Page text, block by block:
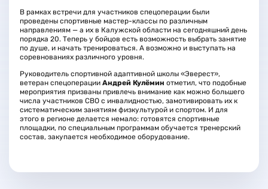
В рамках встречи для участников спецоперации были
проведены спортивные мастер-классы по различным
направлениям — а их в Калужской области на сегодняшний день
порядка 20. Теперь у бойцов есть возможность выбрать занятие
по душе, и начать тренироваться. А возможно и выступать на
соревнованиях различного уровня.
Руководитель спортивной адаптивной школы «Эверест»,
ветеран спецоперации Андрей Кулёмин отметил, что подобные
мероприятия призваны привлечь внимание как можно большего
числа участников СВО с инвалидностью, замотивировать их к
систематическим занятиям физкультурой и спортом. И для
этого в регионе делается немало: готовятся спортивные
площадки, по специальным программам обучается тренерский
состав, закупается необходимое оборудование.